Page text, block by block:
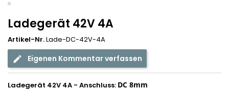
Ladegerät 42V 4A
Artikel-Nr.Lade-DC-42V-4A
Eigenen Kommentar verfassen
Ladegerät 42V 4A - Anschluss: DC 8mm